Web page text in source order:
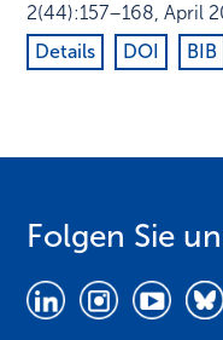
2(44):157–168,April
Details
DOI BIB
Folgen Sie